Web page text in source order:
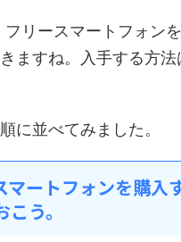
リースマートフォン
ますね。入手する方
に並べてみました。
マートフォンを購入
う。